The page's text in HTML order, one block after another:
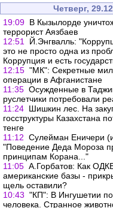
Четверг,
19:09 В Кызылорде
террорист Аязбаев
12:51
Й.Энгвалль:
это не просто одна из
Коррупция и есть
12:15 "МК": Секретные
операции в Афганистане
11:35 Осужденные в
руслетчики потребовали
11:24 Шишкин лес. На
госструктуры Казахстана
тенге
11:12 Сулейман Еничери
"Поведение Деда Мороза
принципам Корана..."
11:05 А.Горбатов: Как
американские базы -
щель оставили?
10:43 "КП": В Ингушетии
человека. Странное